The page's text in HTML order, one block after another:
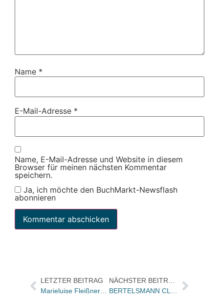
Name *
E-Mail-Adresse *
Name, E-Mail-Adresse und Website in diesem
Browser für meinen nächsten Kommentar
speichern.
Ja, ich möchte den BuchMarkt-Newsflash
abonnieren
LETZTER BEITRAG
Marieluise Fleißner-Preis an Petra Morsbach